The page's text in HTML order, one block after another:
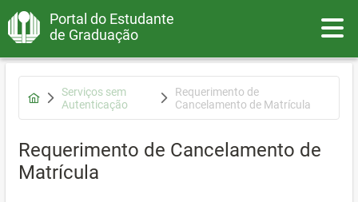
Portal do Estudante
de Graduação
Serviços sem
Autenticação
Requerimento de
Cancelamento de Matrícula
Requerimento de Cancelamento de
Matrícula